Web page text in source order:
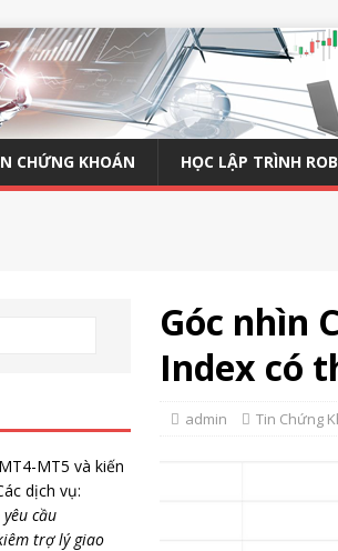
CHỨNG KHOÁN HỌC LẬP TRÌNH
Góc nhìn
Index có
admin Tin Chứng
MT5 và kiến
dịch vụ:
cầu
trợ lý giao